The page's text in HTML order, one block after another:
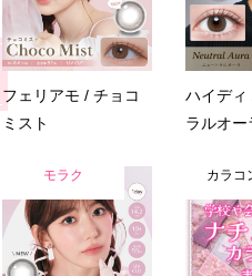
フェリアモ / チョコ
ミスト
ハイディ
ラルオー
モラク カラコ